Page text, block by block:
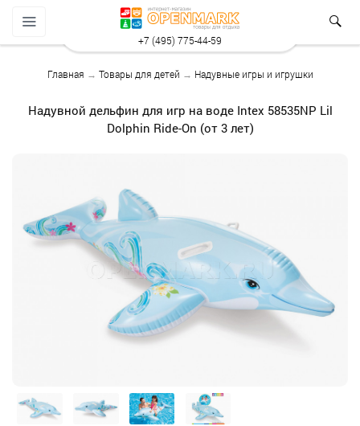
+7 (495) 775-44-59
Главная → Товары для детей → Надувные игры и игрушки
Надувной дельфин для игр на воде Intex 58535NP Lil
Dolphin Ride-On (от 3 лет)